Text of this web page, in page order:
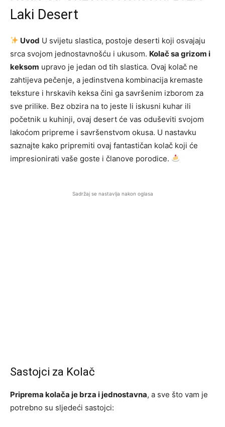
Laki Desert
Uvod U svijetu slastica, postoje deserti koji osvajaju
srca svojom jednostavnošću i ukusom. Kolač sa grizom i
keksom upravo je jedan od tih slastica. Ovaj kolač ne
zahtijeva pečenje, a jedinstvena kombinacija kremaste
teksture i hrskavih keksa čini ga savršenim izborom za
sve prilike. Bez obzira na to jeste li iskusni kuhar ili
početnik u kuhinji, ovaj desert će vas oduševiti svojom
lakoćom pripreme i savršenstvom okusa. U nastavku
saznajte kako pripremiti ovaj fantastičan kolač koji će
impresionirati vaše goste i članove porodice.
Sadržaj se nastavlja nakon oglasa
Sastojci za Kolač
Priprema kolača je brza i jednostavna, a sve što vam je
potrebno su sljedeći sastojci: